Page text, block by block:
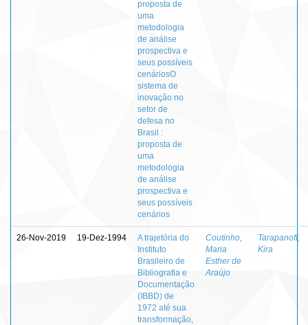
proposta de
uma
metodologia
de análise
prospectiva e
seus possíveis
cenáriosO
sistema de
inovação no
setor de
defesa no
Brasil :
proposta de
uma
metodologia
de análise
prospectiva e
seus possíveis
cenários
26-Nov-2019 19-Dez-1994
A trajetória do
Instituto
Brasileiro de
Bibliografia e
Documentação
(IBBD) de
1972 até sua
transformação,
Coutinho,
Maria
Esther de
Araújo
Tarapanoff,
Kira